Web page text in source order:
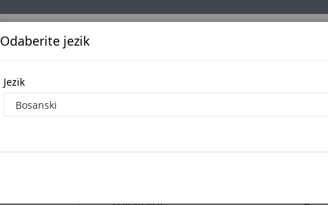
Jezik Službena glasila
Odaberite jezik
Jezik